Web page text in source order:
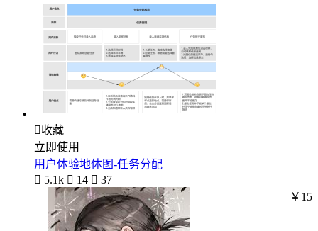
收藏
立即使用
用户体验地体图-任务分配
 5.1k  14  37
￥15